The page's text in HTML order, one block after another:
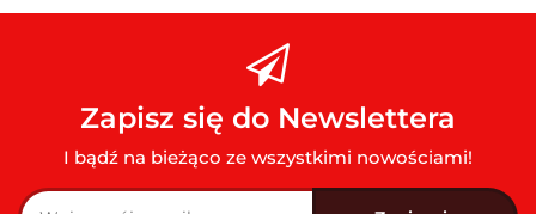
Zapisz się do Newslettera
I bądź na bieżąco ze wszystkimi nowościami!